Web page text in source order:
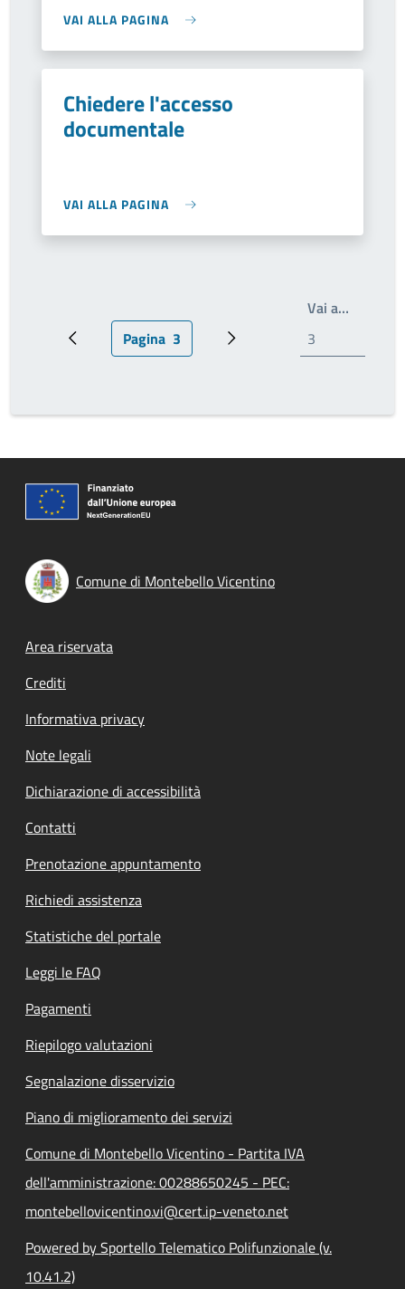
VAI ALLA PAGINA
Chiedere l'accesso
documentale
VAI ALLA PAGINA
Pagina precedentePagina attuale
Pagina 3 Prossima pagina
Vai a…
Comune di Montebello Vicentino
Footer menu
Area riservata
Crediti
Informativa privacy
Note legali
Dichiarazione di accessibilità
Contatti
Prenotazione appuntamento
Richiedi assistenza
Statistiche del portale
Leggi le FAQ
Pagamenti
Riepilogo valutazioni
Segnalazione disservizio
Piano di miglioramento dei servizi
Comune di Montebello Vicentino - Partita IVA
dell'amministrazione: 00288650245 - PEC:
montebellovicentino.vi@cert.ip-veneto.net
Powered by Sportello Telematico Polifunzionale (v.
10.41.2)